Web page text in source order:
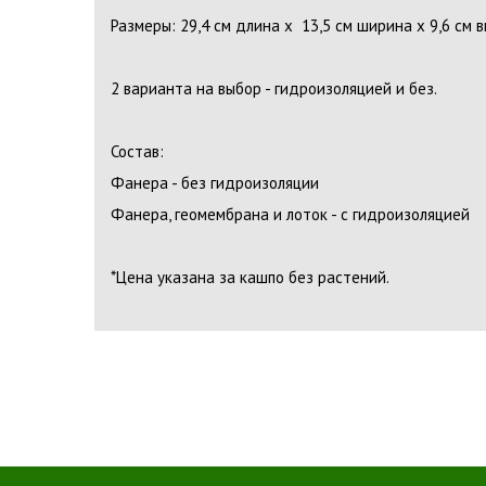
Размеры: 29,4 см длина х 13,5 см ширина х 9,6 см
2 варианта на выбор - гидроизоляцией и без.
Состав:
Фанера - без гидроизоляции
Фанера, геомембрана и лоток - с гидроизоляцией
*Цена указана за кашпо без растений.